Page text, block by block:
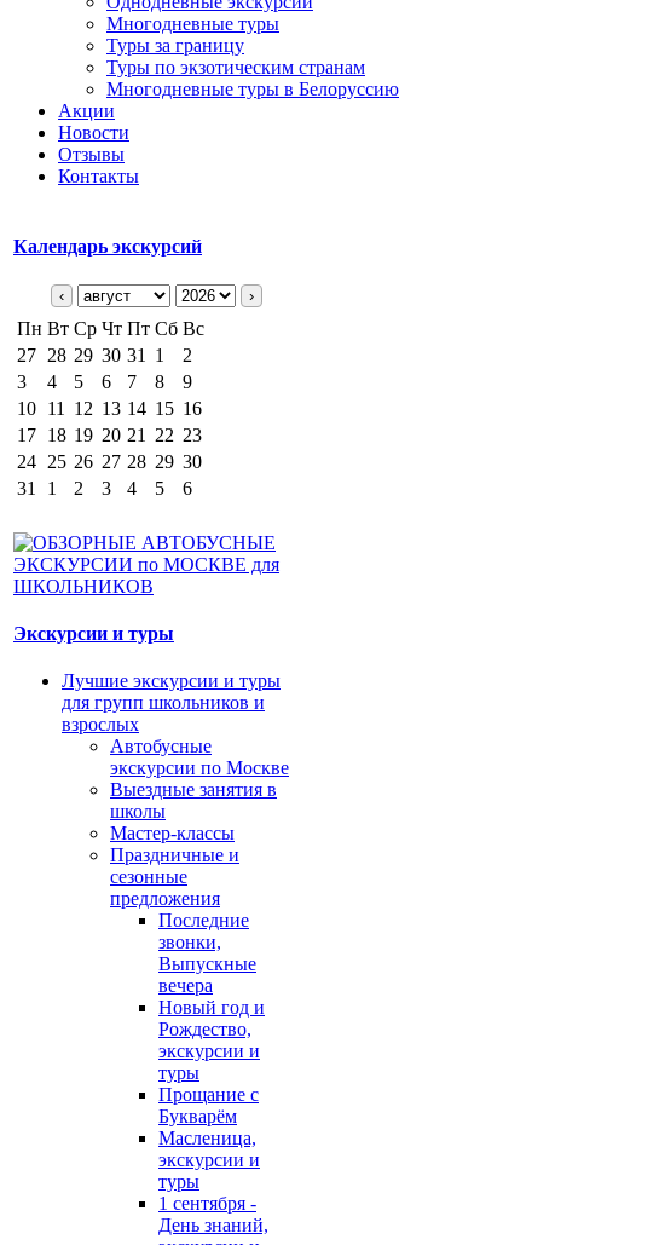
Многодневные туры
Туры за границу
Туры по экзотическим странам
Многодневные туры в Белоруссию
Акции
Новости
Отзывы
Контакты
Календарь экскурсий
‹ ›
Пн Вт Ср Чт Пт Сб Вс
27 28 29 30 31 1
2
3
4 5 6 7 8
9
10 11 12 13 14 15 16
17 18 19 20 21 22 23
24 25 26 27 28 29 30
31
1 2 3 4 5 6
Экскурсии и туры
Лучшие экскурсии и туры
для групп школьников и
взрослых
Автобусные
экскурсии по Москве
Выездные занятия в
школы
Мастер-классы
Праздничные и
сезонные
предложения
Последние
звонки,
Выпускные
вечера
Новый год и
Рождество,
экскурсии и
туры
Прощание с
Букварём
Масленица,
экскурсии и
туры
1 сентября -
День знаний,